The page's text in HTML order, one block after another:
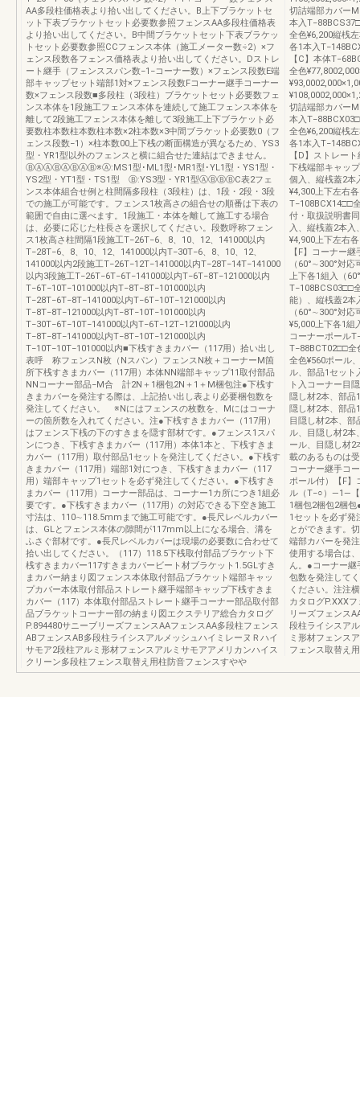
AA多段柱価格表より拾い出してください。B上下ブラケットセ
ット下表ブラケットセット必要数参照フェンスAA多段柱価格表
より拾い出してください。B中間ブラケットセット下表ブラケッ
トセット必要数参照CCフェンス本体（施工メーター数÷2）×フ
ェンス段数各フェンス価格表より拾い出してください。Dストレ
ート継手（フェンススパン数−1−コーナー数）×フェンス段数E端
部キャップセット端部1対×フェンス段数Fコーナー継手コーナー
数×フェンス段数■多段柱（3段柱）ブラケットセット必要数フェ
ンス本体を1段施工フェンス本体を連続して施工フェンス本体を
離して2段施工フェンス本体を離して3段施工上下ブラケット必
要数柱本数柱本数柱本数×2柱本数×3中間ブラケット必要数0（フ
ェンス段数−1）×柱本数00上下桟の断面構造が異なるため、YS3
型・YR1型以外のフェンスと横に組合せた連結はできません。
ⒷⒶⒶⒷⒶⒷⒶⒷ※Ⓐ:MS1型･ML1型･MR1型･YL1型・YS1型・
YS2型・YT1型・TS1型 Ⓑ:YS3型・YR1型ⒶⒷⒷⒷC表2フェ
ンス本体組合せ例と柱間隔多段柱（3段柱）は、1段・2段・3段
での施工が可能です。フェンス1枚高さの組合せの順番は下表の
範囲で自由に選べます。1段施工・本体を離して施工する場合
は、必要に応じた柱長さを選択してください。段数呼称フェン
ス1枚高さ柱間隔1段施工T−26T−6、8、10、12、141000以内
T−28T−6、8、10、12、141000以内T−30T−6、8、10、12、
141000以内2段施工T−26T−12T−141000以内T−28T−14T−141000
以内3段施工T−26T−6T−6T−141000以内T−6T−8T−121000以内
T−6T−10T−101000以内T−8T−8T−101000以内
T−28T−6T−8T−141000以内T−6T−10T−121000以内
T−8T−8T−121000以内T−8T−10T−101000以内
T−30T−6T−10T−141000以内T−6T−12T−121000以内
T−8T−8T−141000以内T−8T−10T−121000以内
T−10T−10T−101000以内■下桟すきまカバー（117用）拾い出し
表呼 称フェンスN枚（Nスパン）フェンスN枚＋コーナーM箇
所下桟すきまカバー（117用）本体NN端部キャップ11取付部品
NNコーナー部品−M合 計2N＋1梱包2N＋1＋M梱包注●下桟す
きまカバーを発注する際は、上記拾い出し表より必要梱包数を
発注してください。 ※Nにはフェンスの枚数を、Mにはコーナ
ーの箇所数を入れてください。注●下桟すきまカバー（117用）
はフェンス下桟の下のすきまを隠す部材です。●フェンス1スパ
ンにつき、下桟すきまカバー（117用）本体1本と、下桟すきま
カバー（117用）取付部品1セットを発注してください。●下桟す
きまカバー（117用）端部1対につき、下桟すきまカバー（117
用）端部キャップ1セットを必ず発注してください。●下桟すき
まカバー（117用）コーナー部品は、コーナー1カ所につき1組必
要です。●下桟すきまカバー（117用）の対応できる下空き施工
寸法は、110∼118.5mmまで施工可能です。●長尺レベルカバー
は、GLとフェンス本体の隙間が117mm以上になる場合、溝を
ふさぐ部材です。●長尺レベルカバーは現場の必要数に合わせて
拾い出してください。（117）118.5下桟取付部品ブラケット下
桟すきまカバー117すきまカバービート材ブラケット1.5GLすき
まカバー納まり図フェンス本体取付部品ブラケット端部キャッ
プカバー本体取付部品ストレート継手端部キャップ下桟すきま
カバー（117）本体取付部品ストレート継手コーナー部品取付部
品ブラケットコーナー部の納まり図エクステリア総合カタログ
P.894480サニーブリーズフェンスAAフェンスAA多段柱フェンス
ABフェンスAB多段柱ライシスアルメッシュハイミレーヌＲハイ
サモア2段柱アルミ形材フェンスアルミサモアアメリカンハイス
クリーン多段柱フェンス取替え用柱防音フェンスすやや
切詰端部カバー
本入
全色¥6,200縦桟
各1本入
【C】本体
全色
切詰端部カバー
本入
全色¥6,200縦桟
各1本入
【D】ストレー
下桟端部キャッ
個入、縦桟蓋2本
¥4,300上下左右
T−108BCX14□□
付・取扱説明書
入、縦桟蓋2本
¥4,900上下左右
【F】コーナー
（60°∼300°対
上下各1組入（
T−108BCS03□□
能）、縦桟蓋2本
（60°∼300°対
¥5,000上下各1組
コーナーポール
T−88BCT02□□全
全色¥560ポール
ル、部品1セット
ト入コーナー目
隠し材2本、部品
隠し材2本、部品
目隠し材2本、部
ル、目隠し材2本
ール、目隠し材2
載のあるものは
コーナー継手コ
ポール付）【F】
ル（T−○）―1―
1梱包2梱包2梱
1セットを必ず発
とができます。
端部カバーを発
使用する場合は
ん。●コーナー継
包数を発注して
ください。注注
カタログP.XXX
リーズフェンス
段柱ライシスア
ミ形材フェンス
フェンス取替え